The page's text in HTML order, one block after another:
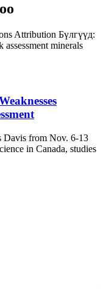
Attribution Бүлгүүд:
assessment minerals
from Nov. 6-13
in Canada, studies